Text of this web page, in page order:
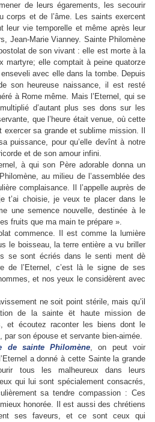
de leurs égarements, les secourir
corps et de l’âme. Les saints exercent
leur vie temporelle et même après leur
Jean-Marie Vianney. Sainte Philomène
de son vivant : elle est morte à la
martyre; elle comptait à peine quatorze
avec elle dans la tombe. Depuis
son heureuse naissance, il est resté
à Rome même. Mais l’Eternel, qui se
d’autant plus ses dons sur les
que l’heure était venue, où cette
sa grande et sublime mission. Il
puissance, pour qu’elle devînt à notre
et de son amour infini.
à qui son Père adorable donna un
au milieu de l’assemblée des
complaisance. Il l’appelle auprès de
t’ai choisie, je veux te placer dans le
une semence nouvelle, destinée à le
fruits que ma main te prépare ».
commence. Il est comme la lumière
le boisseau, la terre entière a vu briller
se sont écriés dans le senti­ ment dè
de l’Eternel, c’est là le signe de ses
et nos yeux le considèrent avec
ne soit point stérile, mais qu’il
de la sainte ët haute mission de
et écoutez raconter les biens dont le
par son épouse et servante bien-aimée.
de sainte Philomène, on peut voir
a donné à cette Sainte la grande
tous les malheureux dans leurs
qui lui sont spécialement consacrés,
sa tendre compassion : Ces
honorée. Il est aussi des chrétiens
ses faveurs, et ce sont ceux qui